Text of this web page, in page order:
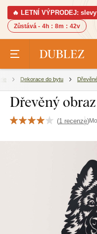
🔥 LETNÍ VÝPRODEJ:
Zůstává - 4h : 8m : 41v
Dekorace do bytu
Dřevěný
(1 recenze)